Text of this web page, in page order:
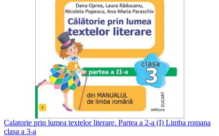
Calatorie prin lumea textelor literare. Partea a 2-a (I) Limba romana
clasa a 3-a